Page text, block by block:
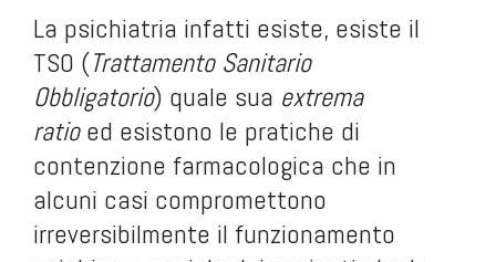
La psichiatria infatti esiste, esiste il
TSO (Trattamento Sanitario
Obbligatorio) quale sua extrema
ratioed esistono le pratiche di
contenzione farmacologica che in
alcuni casi compromettono
irreversibilmente il funzionamento